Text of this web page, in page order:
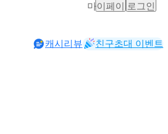
마이페이지로그인
캐시리뷰 친구초대 이벤트